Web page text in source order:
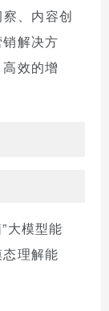
、内容创
解决方
效的增
大模型能
理解能